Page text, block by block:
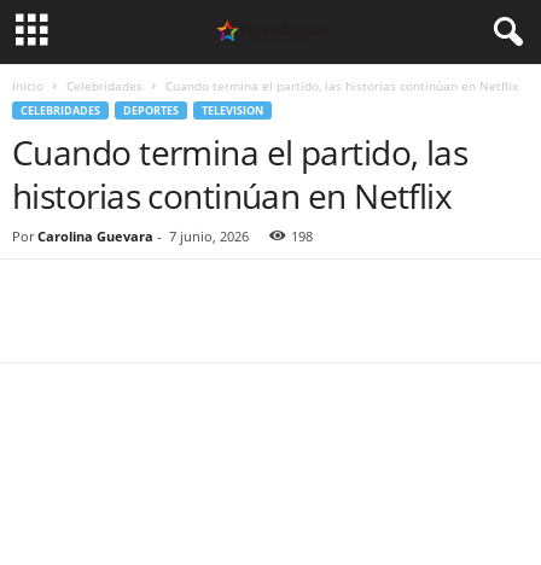
Inicio Celebridades Cuando termina el partido, las historias continúan en Netflix
CELEBRIDADES DEPORTES TELEVISION
Cuando termina el partido, las
historias continúan en Netflix
Por Carolina Guevara - 7 junio, 2026 198